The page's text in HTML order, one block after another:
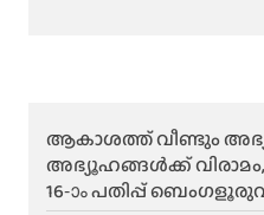
ആകാശത്ത് വീണ്ടും
അഭ്യൂഹങ്ങൾക്ക്
16-ാം പതിപ്പ്